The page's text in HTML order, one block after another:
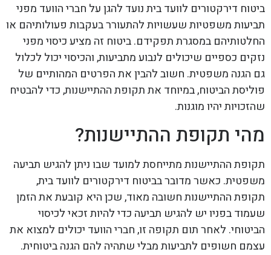
ביטוח דירקטורים לוועד בית נועד להגן על חברי הוועד מפני
תביעות משפטיות שעשויות להתעורר בעקבות פעולותיהם או
החלטותיהם במסגרת תפקידם. ביטוח זה מציע כיסוי מפני
נזקים כספיים שיכולים לנבוע מתביעות, והכיסוי יכול לכלול
גם הגנה משפטית. חשוב להבין את הפרטים המהותיים של
פוליסת הביטוח, במיוחד את תקופת ההתיישנות, כדי להבטיח
שהזכויות יהיו מוגנות.
מהי תקופת ההתיישנות?
תקופת ההתיישנות מתייחסת למועד שבו ניתן להגיש תביעה
משפטית. כאשר מדובר בביטוח דירקטורים לוועד בית,
תקופת ההתיישנות חשובה מאוד, שכן היא קובעת את הזמן
שעמוד בפניו יש להגיש תביעה כדי להיות זכאי לכיסוי
הביטוחי. לאחר תום תקופה זו, חברי הוועד יכולים למצוא את
עצמם חשופים לתביעות מבלי שתהיה להם הגנה ביטוחית.